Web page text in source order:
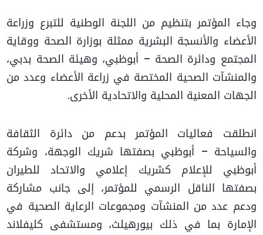
وجاء المؤتمر بتنظيم من اللجنة الوطنية للتبرع وزراعة
الأعضاء والأنسجة البشرية ممثلة بوزارة الصحة ووقاية
المجتمع ودائرة الصحة – أبوظبي، وهيئة الصحة بدبي،
والمنشآت الصحية المختصة في زراعة الأعضاء وعدد من
الجهات المعنية المحلية والاتحادية الأخرى.
انطلقت فعاليات المؤتمر بدعم من دائرة الثقافة
والسياحة – أبوظبي بصفتها شريك الوجهة، وشركة
أبوظبي للإعلام كشريك إعلامي والاتحاد للطيران
بصفتها الناقل الرسمي للمؤتمر، إلى جانب مشاركة
ودعم عدد من المنشآت ومجموعات الرعاية الصحية في
الإمارة بما في ذلك بيورهيلث، ومستشفى كليفلاند